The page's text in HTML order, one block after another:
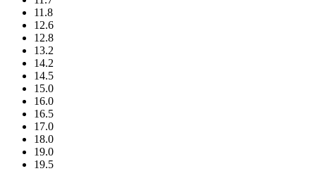
11.8
12.6
12.8
13.2
14.2
14.5
15.0
16.0
16.5
17.0
18.0
19.0
19.5